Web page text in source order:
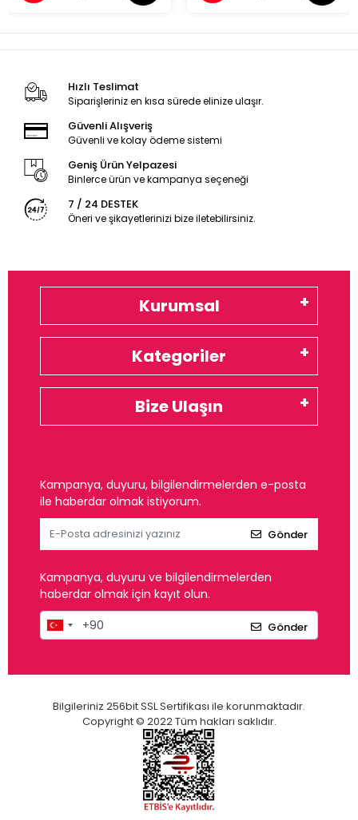
Hızlı Teslimat
Siparişleriniz en kısa sürede elinize ulaşır.
Güvenli Alışveriş
Güvenli ve kolay ödeme sistemi
Geniş Ürün Yelpazesi
Binlerce ürün ve kampanya seçeneği
7 / 24 DESTEK
Öneri ve şikayetlerinizi bize iletebilirsiniz.
Kurumsal
Kategoriler
Bize Ulaşın
Kampanya, duyuru, bilgilendirmelerden e-posta
ile haberdar olmak istiyorum.
Gönder
Kampanya, duyuru ve bilgilendirmelerden
haberdar olmak için kayıt olun.
Gönder
Bilgileriniz 256bit SSL Sertifikası ile korunmaktadır.
Copyright © 2022 Tüm hakları saklıdır.